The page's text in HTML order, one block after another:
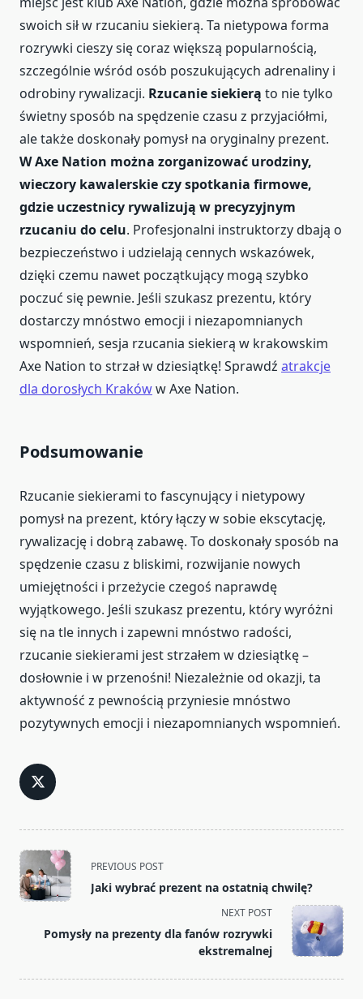
swoich sił w rzucaniu siekierą. Ta nietypowa forma
rozrywki cieszy się coraz większą popularnością,
szczególnie wśród osób poszukujących adrenaliny i
odrobiny rywalizacji. Rzucanie siekierą to nie tylko
świetny sposób na spędzenie czasu z przyjaciółmi,
ale także doskonały pomysł na oryginalny prezent.
W Axe Nation można zorganizować urodziny,
wieczory kawalerskie czy spotkania firmowe,
gdzie uczestnicy rywalizują w precyzyjnym
rzucaniu do celu. Profesjonalni instruktorzy dbają o
bezpieczeństwo i udzielają cennych wskazówek,
dzięki czemu nawet początkujący mogą szybko
poczuć się pewnie. Jeśli szukasz prezentu, który
dostarczy mnóstwo emocji i niezapomnianych
wspomnień, sesja rzucania siekierą w krakowskim
Axe Nation to strzał w dziesiątkę! Sprawdź atrakcje
dla dorosłych Krakóww Axe Nation.
Podsumowanie
Rzucanie siekierami to fascynujący i nietypowy
pomysł na prezent, który łączy w sobie ekscytację,
rywalizację i dobrą zabawę. To doskonały sposób na
spędzenie czasu z bliskimi, rozwijanie nowych
umiejętności i przeżycie czegoś naprawdę
wyjątkowego. Jeśli szukasz prezentu, który wyróżni
się na tle innych i zapewni mnóstwo radości,
rzucanie siekierami jest strzałem w dziesiątkę –
dosłownie i w przenośni! Niezależnie od okazji, ta
aktywność z pewnością przyniesie mnóstwo
pozytywnych emocji i niezapomnianych wspomnień.
<span
class="nav-
subtitle
reader-
PREVIOUS POST
Jaki wybrać prezent na ostatnią chwilę?
NEXT POST
Pomysły na prezenty dla fanów rozrywki
ekstremalnej